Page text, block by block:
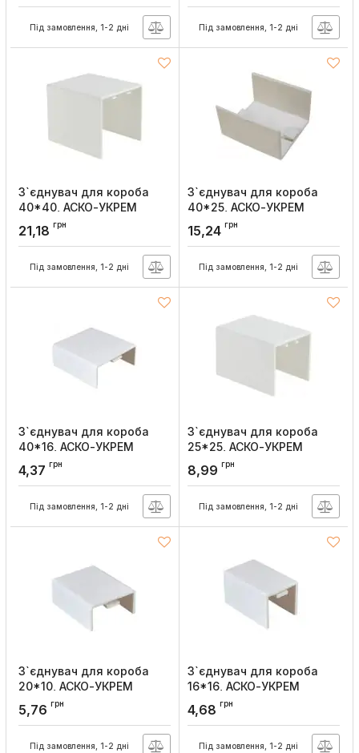
Під замовлення, 1-2 дні Під замовлення, 1-2 дні
З`єднувач для короба
40*40, АСКО-УКРЕМ
Артикул:A0070040085
21,18 грн
Під замовлення, 1-2 дні
З`єднувач для короба
40*25, АСКО-УКРЕМ
Артикул:A0070040045
15,24 грн
Під замовлення, 1-2 дні
З`єднувач для короба
40*16, АСКО-УКРЕМ
Артикул:A0070040044
4,37 грн
Під замовлення, 1-2 дні
З`єднувач для короба
25*25, АСКО-УКРЕМ
Артикул:A0070040084
8,99 грн
Під замовлення, 1-2 дні
З`єднувач для короба
20*10, АСКО-УКРЕМ
Артикул:A0070040042
5,76 грн
Під замовлення, 1-2 дні
З`єднувач для короба
16*16, АСКО-УКРЕМ
Артикул:A0070040041
4,68 грн
Під замовлення, 1-2 дні